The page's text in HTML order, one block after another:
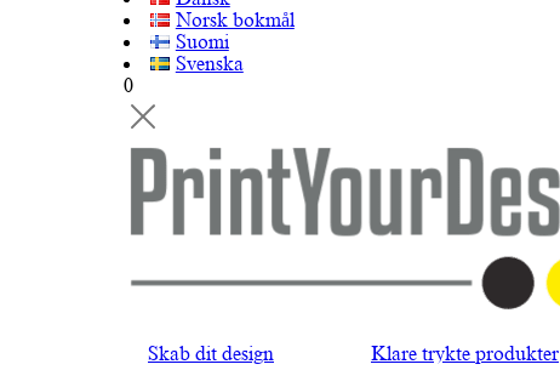
Norsk bokmål
Suomi
Svenska
0
Skab dit design Klare trykte produkter